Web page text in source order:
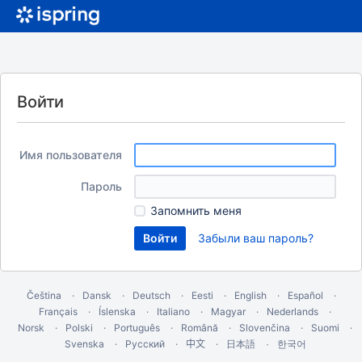
Войти
Имя пользователя
Пароль
Запомнить меня
Забыли ваш пароль?
Čeština Dansk Deutsch Eesti English
Español
Français
Íslenska Italiano Magyar
Nederlands
Norsk
Polski Português Română Slovenčina
Suomi
Svenska
Русский 中文 日本語 한국어